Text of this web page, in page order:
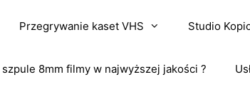
Przegrywanie kaset VHS Studio
8mm filmy w najwyższej jakości ?